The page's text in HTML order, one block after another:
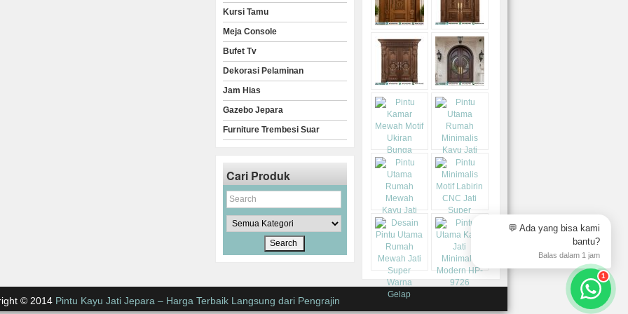
Kursi Tamu
Meja Console
Bufet Tv
Dekorasi Pelaminan
Jam Hias
Gazebo Jepara
Furniture Trembesi Suar
Cari Produk
© 2014 Pintu Kayu Jati Jepara – Harga Terbaik Langsung dari Pengrajin
💬 Ada yang bisa kami
bantu?
Balas dalam 1 jam
1